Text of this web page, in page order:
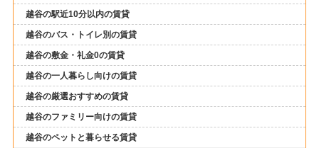
越谷の駅近10分以内の賃貸
越谷のバス・トイレ別の賃貸
越谷の敷金・礼金0の賃貸
越谷の一人暮らし向けの賃貸
越谷の厳選おすすめの賃貸
越谷のファミリー向けの賃貸
越谷のペットと暮らせる賃貸